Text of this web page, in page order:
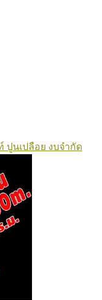
ปูนเปลือย งบจำกัด